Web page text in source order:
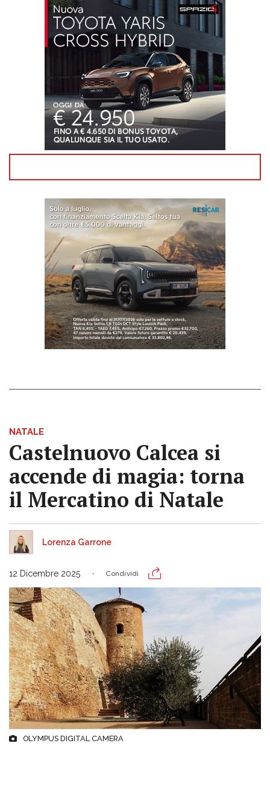
NATALE
Castelnuovo Calcea si
accende di magia: torna
il Mercatino di Natale
Lorenza Garrone
12 Dicembre 2025 Condividi
OLYMPUS DIGITAL CAMERA